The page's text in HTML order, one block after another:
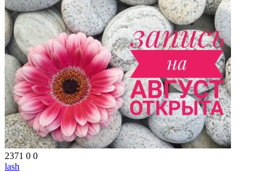
2371 0 0
lash